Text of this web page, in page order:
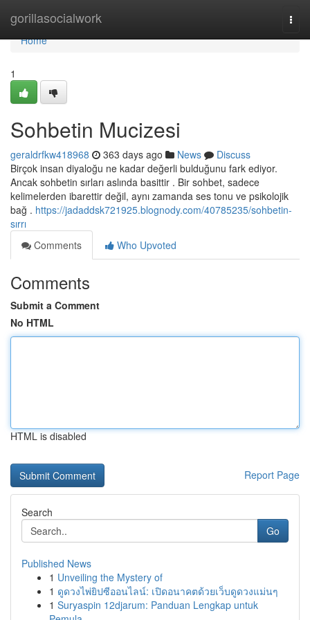
gorillasocialwork
Home
Home
1
Sohbetin Mucizesi
geraldrfkw418968 363 days ago News
Discuss
Birçok insan diyaloğu ne kadar değerli bulduğunu fark ediyor.
Ancak sohbetin sırları aslında basittir . Bir sohbet, sadece
kelimelerden ibarettir değil, aynı zamanda ses tonu ve psikolojik
bağ . https://jadaddsk721925.blognody.com/40785235/sohbetin-
sırrı
Comments
Who Upvoted
Comments
Submit a Comment
No HTML
HTML is disabled
Report Page
Search
Go
Published News
1 Unveiling the Mystery of
1 ดูดวงไพ่ยิปซีออนไลน์: เปิดอนาคตด้วยเว็บดูดวงแม่นๆ
1 Suryaspin 12djarum: Panduan Lengkap untuk